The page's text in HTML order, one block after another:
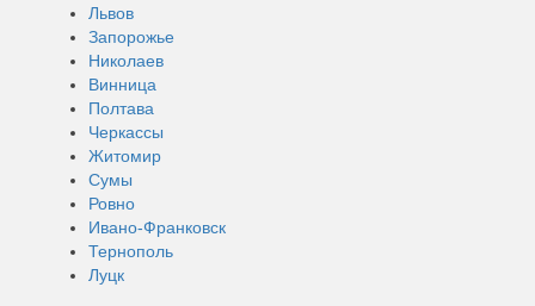
Львов
Запорожье
Николаев
Винница
Полтава
Черкассы
Житомир
Сумы
Ровно
Ивано-Франковск
Тернополь
Луцк